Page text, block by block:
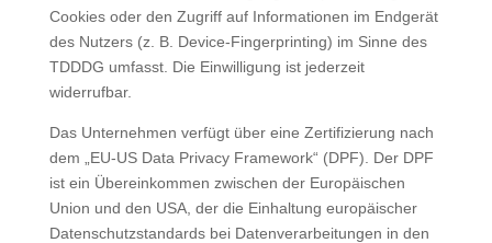
Cookies oder den Zugriff auf Informationen im Endgerät
des Nutzers (z. B. Device-Fingerprinting) im Sinne des
TDDDG umfasst. Die Einwilligung ist jederzeit
widerrufbar.
Das Unternehmen verfügt über eine Zertifizierung nach
dem „EU-US Data Privacy Framework“ (DPF). Der DPF
ist ein Übereinkommen zwischen der Europäischen
Union und den USA, der die Einhaltung europäischer
Datenschutzstandards bei Datenverarbeitungen in den